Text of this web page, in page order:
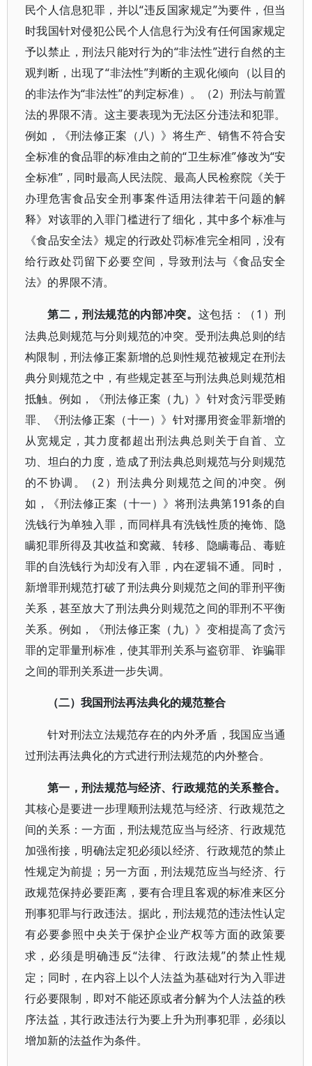
民个人信息犯罪，并以“违反国家规定”为要件，但当
时我国针对侵犯公民个人信息行为没有任何国家规定
予以禁止，刑法只能对行为的“非法性”进行自然的主
观判断，出现了“非法性”判断的主观化倾向（以目的
的非法作为“非法性”的判定标准）。（2）刑法与前置
法的界限不清。这主要表现为无法区分违法和犯罪。
例如，《刑法修正案（八）》将生产、销售不符合安
全标准的食品罪的标准由之前的“卫生标准”修改为“安
全标准”，同时最高人民法院、最高人民检察院《关于
办理危害食品安全刑事案件适用法律若干问题的解
释》对该罪的入罪门槛进行了细化，其中多个标准与
《食品安全法》规定的行政处罚标准完全相同，没有
给行政处罚留下必要空间，导致刑法与《食品安全
法》的界限不清。
第二，刑法规范的内部冲突。 这包括：（ 1）刑
法典总则规范与分则规范的冲突。受刑法典总则的结
构限制，刑法修正案新增的总则性规范被规定在刑法
典分则规范之中，有些规定甚至与刑法典总则规范相
抵触。例如，《刑法修正案（九）》针对贪污罪受贿
罪、《刑法修正案（十一）》针对挪用资金罪新增的
从宽规定，其力度都超出刑法典总则关于自首、立
功、坦白的力度，造成了刑法典总则规范与分则规范
的不协调。（2）刑法典分则规范之间的冲突。例
如，《刑法修正案（十一）》将刑法典第191条的自
洗钱行为单独入罪，而同样具有洗钱性质的掩饰、隐
瞒犯罪所得及其收益和窝藏、转移、隐瞒毒品、毒赃
罪的自洗钱行为却没有入罪，内在逻辑不通。同时，
新增罪刑规范打破了刑法典分则规范之间的罪刑平衡
关系，甚至放大了刑法典分则规范之间的罪刑不平衡
关系。例如，《刑法修正案（九）》变相提高了贪污
罪的定罪量刑标准，使其罪刑关系与盗窃罪、诈骗罪
之间的罪刑关系进一步失调。
（二）我国刑法再法典化的规范整合
针对刑法立法规范存在的内外矛盾，我国应当通
过刑法再法典化的方式进行刑法规范的内外整合。
第一，刑法规范与经济、行政规范的关系整合。
其核心是要进一步理顺刑法规范与经济、行政规范之
间的关系：一方面，刑法规范应当与经济、行政规范
加强衔接，明确法定犯必须以经济、行政规范的禁止
性规定为前提；另一方面，刑法规范应当与经济、行
政规范保持必要距离，要有合理且客观的标准来区分
刑事犯罪与行政违法。据此，刑法规范的违法性认定
有必要参照中央关于保护企业产权等方面的政策要
求，必须是明确违反 “法律、行政法规”的禁止性规
定；同时，在内容上以个人法益为基础对行为入罪进
行必要限制，即对不能还原或者分解为个人法益的秩
序法益，其行政违法行为要上升为刑事犯罪，必须以
增加新的法益作为条件。